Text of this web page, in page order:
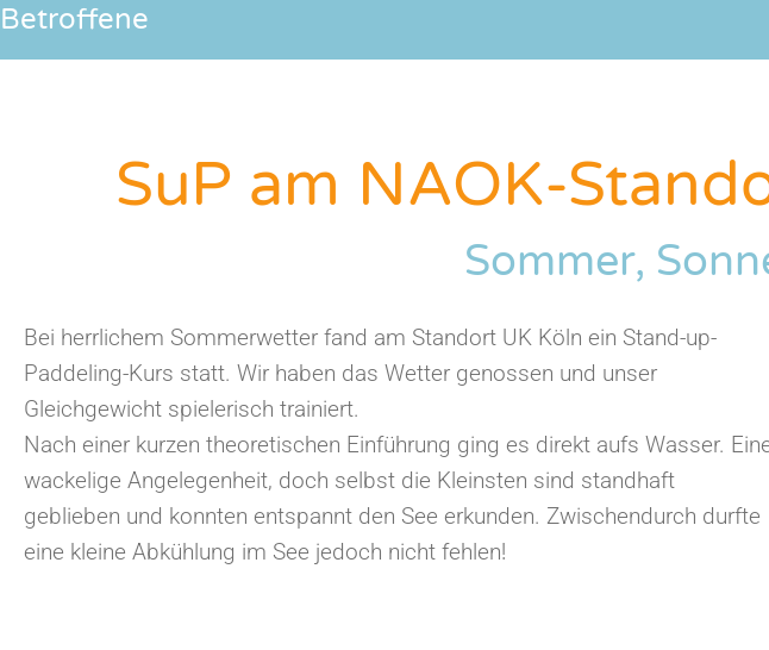
Betroffene
SuP am NAOK-
Sommer,
Bei herrlichem Sommerwetter fand am Standort UK Köln ein Stand-up-
Paddeling-Kurs statt. Wir haben das Wetter genossen und unser
Gleichgewicht spielerisch trainiert.
Nach einer kurzen theoretischen Einführung ging es direkt aufs Wasser.
wackelige Angelegenheit, doch selbst die Kleinsten sind standhaft
geblieben und konnten entspannt den See erkunden. Zwischendurch durfte
eine kleine Abkühlung im See jedoch nicht fehlen!